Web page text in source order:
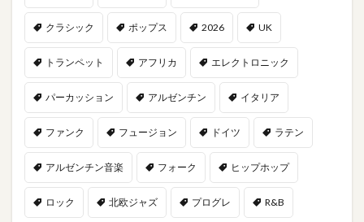
クラシック ポップス 2026 UK
トランペット アフリカ エレクトロニック
パーカッション アルゼンチン イタリア
ファンク フュージョン ドイツ ラテン
アルゼンチン音楽 フォーク ヒップホップ
ロック 北欧ジャズ プログレ R&B